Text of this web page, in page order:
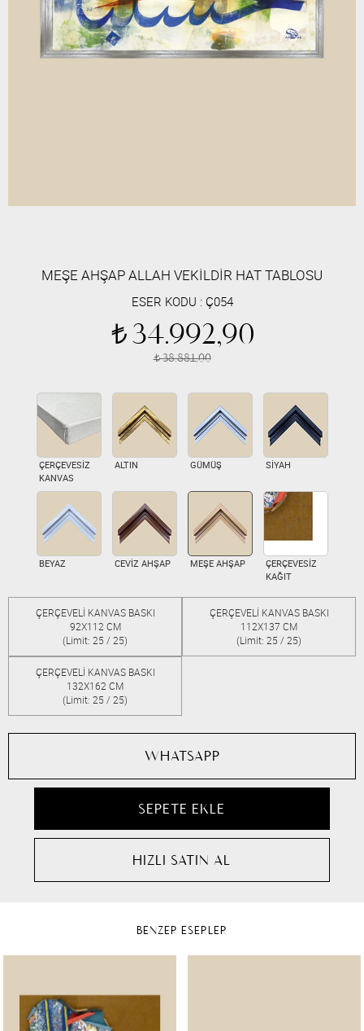
MEŞE AHŞAP ALLAH VEKİLDİR HAT TABLOSU
ESER KODU : Ç054
t34.992,90
t38.881,00
ÇERÇEVESİZ
KANVAS
ALTIN GÜMÜŞ SİYAH
BEYAZ CEVİZ AHŞAP MEŞE AHŞAP
ÇERÇEVESİZ
KAĞIT
ÇERÇEVELİ KANVAS BASKI
92X112 CM
(Limit: 25 / 25)
ÇERÇEVELİ KANVAS BASKI
112X137 CM
(Limit: 25 / 25)
ÇERÇEVELİ KANVAS BASKI
132X162 CM
(Limit: 25 / 25)
WHATSAPP
BENZER ESERLER